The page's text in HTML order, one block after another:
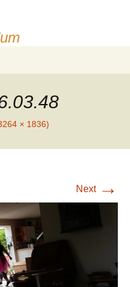
× 1836)
Next →